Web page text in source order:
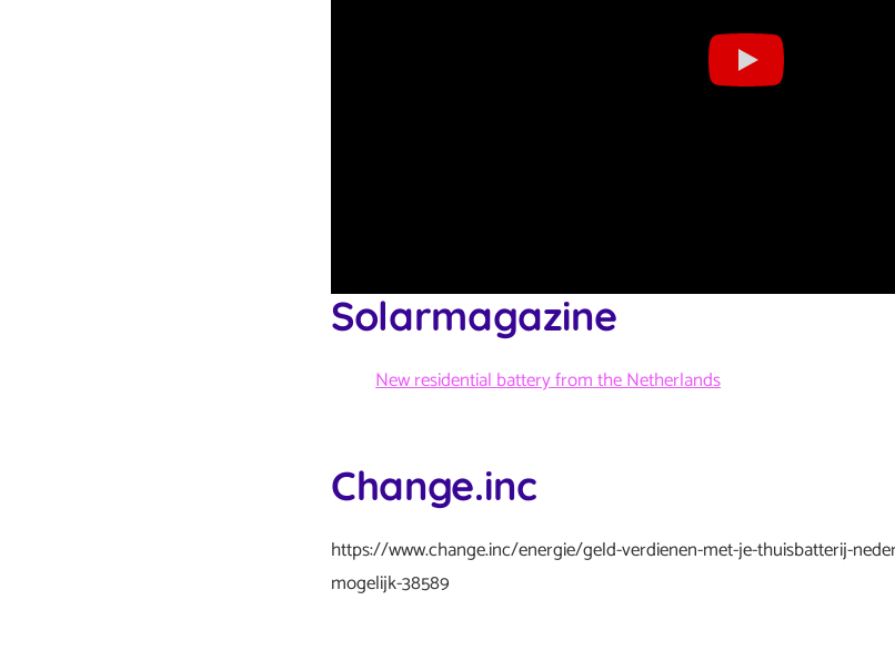
Solarmagazine
New residential battery from the Netherlands
Change.inc
https://www.change.inc/energie/geld-verdienen-met-je-thuisbatterij-
mogelijk-38589